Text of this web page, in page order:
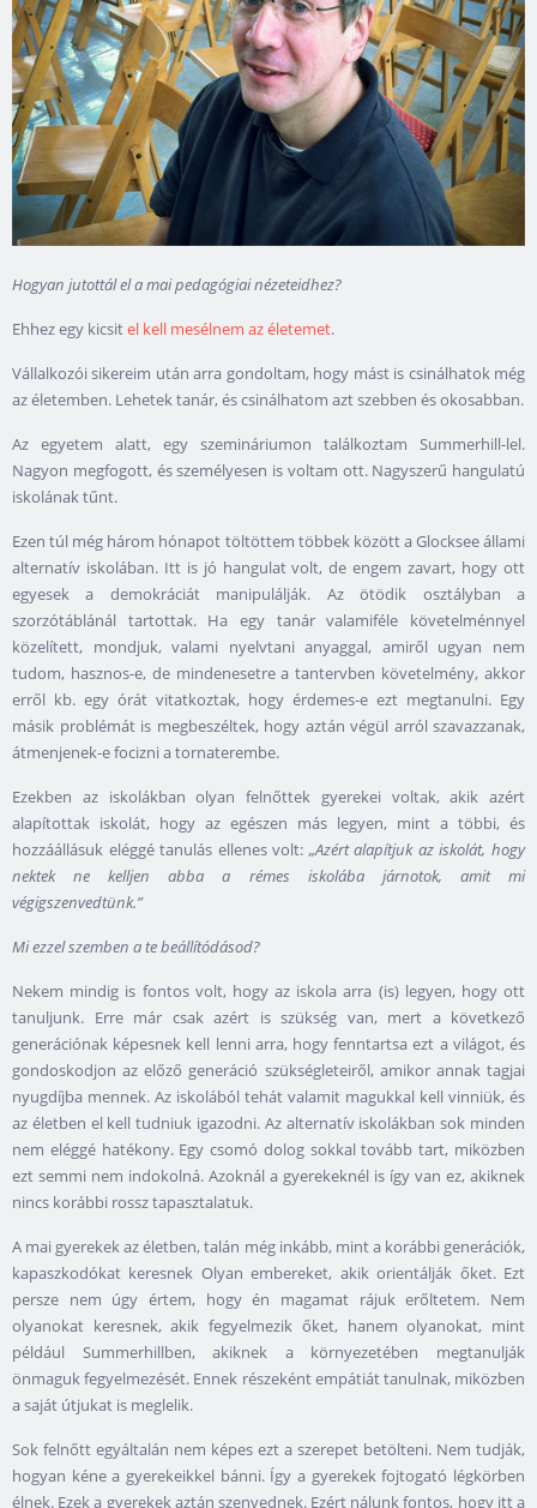
Hogyan jutottál el a mai pedagógiai nézeteidhez?
Ehhez egy kicsitel kell mesélnem az életemet.
Vállalkozói sikereim után arra gondoltam, hogy mást is csinálhatok még
az életemben. Lehetek tanár, és csinálhatom azt szebben és okosabban.
Az egyetem alatt, egy szemináriumon találkoztam Summerhill-lel.
Nagyon megfogott, és személyesen is voltam ott. Nagyszerű hangulatú
iskolának tűnt.
Ezen túl még három hónapot töltöttem többek között a Glocksee állami
alternatív iskolában. Itt is jó hangulat volt, de engem zavart, hogy ott
egyesek a demokráciát manipulálják. Az ötödik osztályban a
szorzótáblánál tartottak. Ha egy tanár valamiféle követelménnyel
közelített, mondjuk, valami nyelvtani anyaggal, amiről ugyan nem
tudom, hasznos-e, de mindenesetre a tantervben követelmény, akkor
erről kb. egy órát vitatkoztak, hogy érdemes-e ezt megtanulni. Egy
másik problémát is megbeszéltek, hogy aztán végül arról szavazzanak,
átmenjenek-e focizni a tornaterembe.
Ezekben az iskolákban olyan felnőttek gyerekei voltak, akik azért
alapítottak iskolát, hogy az egészen más legyen, mint a többi, és
hozzáállásuk eléggé tanulás ellenes volt: „Azért alapítjuk az iskolát, hogy
nektek ne kelljen abba a rémes iskolába járnotok, amit mi
végigszenvedtünk.”
Mi ezzel szemben a te beállítódásod?
Nekem mindig is fontos volt, hogy az iskola arra (is) legyen, hogy ott
tanuljunk. Erre már csak azért is szükség van, mert a következő
generációnak képesnek kell lenni arra, hogy fenntartsa ezt a világot, és
gondoskodjon az előző generáció szükségleteiről, amikor annak tagjai
nyugdíjba mennek. Az iskolából tehát valamit magukkal kell vinniük, és
az életben el kell tudniuk igazodni. Az alternatív iskolákban sok minden
nem eléggé hatékony. Egy csomó dolog sokkal tovább tart, miközben
ezt semmi nem indokolná. Azoknál a gyerekeknél is így van ez, akiknek
nincs korábbi rossz tapasztalatuk.
A mai gyerekek az életben, talán még inkább, mint a korábbi generációk,
kapaszkodókat keresnek Olyan embereket, akik orientálják őket. Ezt
persze nem úgy értem, hogy én magamat rájuk erőltetem. Nem
olyanokat keresnek, akik fegyelmezik őket, hanem olyanokat, mint
például Summerhillben, akiknek a környezetében megtanulják
önmaguk fegyelmezését. Ennek részeként empátiát tanulnak, miközben
a saját útjukat is meglelik.
Sok felnőtt egyáltalán nem képes ezt a szerepet betölteni. Nem tudják,
hogyan kéne a gyerekeikkel bánni. Így a gyerekek fojtogató légkörben
élnek. Ezek a gyerekek aztán szenvednek. Ezért nálunk fontos, hogy itt a